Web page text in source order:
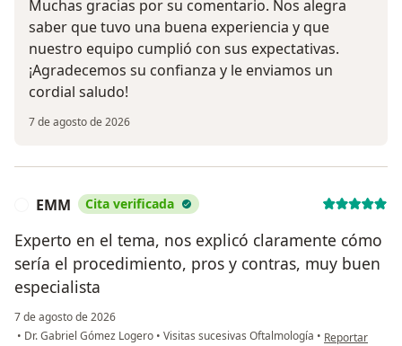
Muchas gracias por su comentario. Nos alegra
saber que tuvo una buena experiencia y que
nuestro equipo cumplió con sus expectativas.
¡Agradecemos su confianza y le enviamos un
cordial saludo!
7 de agosto de 2026
EMM Cita verificada
Experto en el tema, nos explicó claramente cómo
sería el procedimiento, pros y contras, muy buen
especialista
7 de agosto de 2026
• Dr. Gabriel Gómez Logero • Visitas sucesivas Oftalmología • en opinión del
Reportar